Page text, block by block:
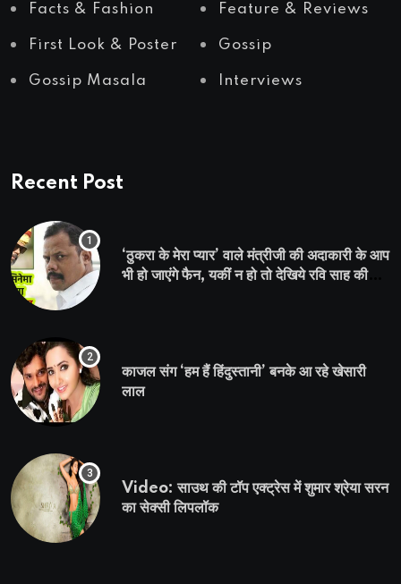
Facts & Fashion Feature & Reviews
First Look & Poster Gossip
Gossip Masala Interviews
Recent Post
‘ठुकरा के मेरा प्यार’ वाले मंत्रीजी की अदाकारी के आप
भी हो जाएंगे फैन, यकीं न हो तो देखिये रवि साह की
काजल संग ‘हम हैं हिंदुस्तानी’ बनके आ रहे खेसारी
लाल
Video: साउथ की टॉप एक्ट्रेस में शुमार श्रेया सरन
का सेक्सी लिपलॉक